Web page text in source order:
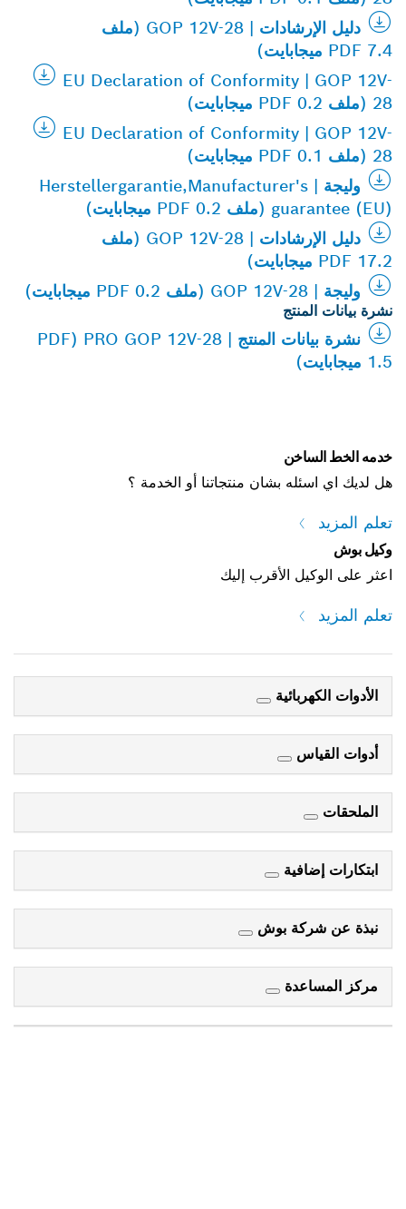
دليل الإرشادات | GOP 12V-28 (ملف
PDF 7.4 ميجابايت)
EU Declaration of Conformity | GOP 12V-
28 (ملف PDF 0.2 ميجابايت)
EU Declaration of Conformity | GOP 12V-
28 (ملف PDF 0.1 ميجابايت)
وليجة | Herstellergarantie,Manufacturer's
guarantee (EU) (ملف PDF 0.2 ميجابايت)
دليل الإرشادات | GOP 12V-28 (ملف
PDF 17.2 ميجابايت)
وليجة | GOP 12V-28 (ملف PDF 0.2 ميجابايت)
نشرة بيانات المنتج
نشرة بيانات المنتج | PRO GOP 12V-28 (PDF
1.5 ميجابايت)
خدمه الخط الساخن
هل لديك اي اسئله بشان منتجاتنا أو الخدمة ؟
تعلم المزيد
وكيل بوش
اعثر على الوكيل الأقرب إليك
تعلم المزيد
الأدوات الكهربائية
أدوات القياس
الملحقات
ابتكارات إضافية
نبذة عن شركة بوش
مركز المساعدة